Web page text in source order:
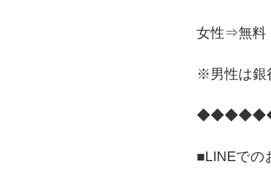
女性⇒無料
※男性は銀
■LINEでの